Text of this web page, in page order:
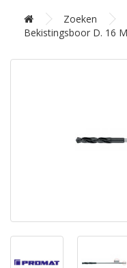
Zoeken
Bekistingsboor D. 16